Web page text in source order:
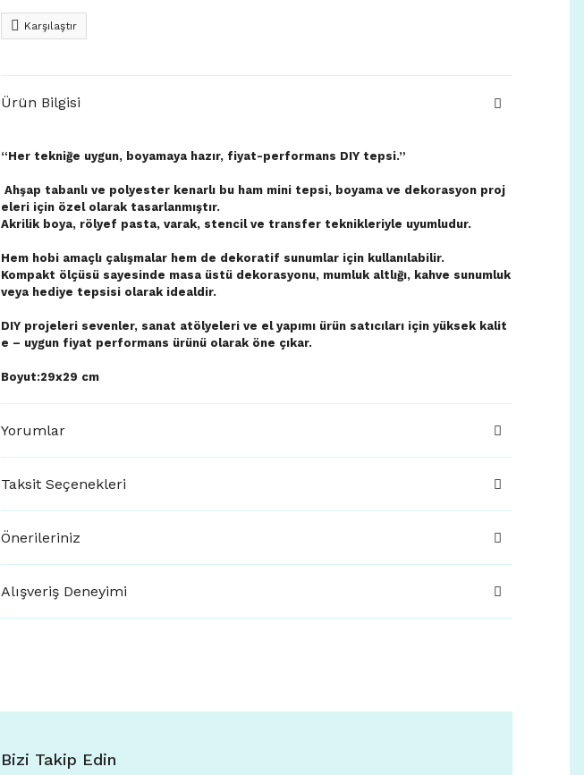
Karşılaştır
Ürün Bilgisi
“Her tekniğe uygun, boyamaya hazır, fiyat-performans DIY tepsi.”
Ahşap tabanlı ve polyester kenarlı bu ham mini tepsi, boyama ve dekorasyon proj
eleri için özel olarak tasarlanmıştır.
Akrilik boya, rölyef pasta, varak, stencil ve transfer teknikleriyle uyumludur.
Hem hobi amaçlı çalışmalar hem de dekoratif sunumlar için kullanılabilir.
Kompakt ölçüsü sayesinde masa üstü dekorasyonu, mumluk altlığı, kahve sunumluk
veya hediye tepsisi olarak idealdir.
DIY projeleri sevenler, sanat atölyeleri ve el yapımı ürün satıcıları için yüksek kalit
e – uygun fiyat performans ürünü olarak öne çıkar.
Boyut:29x29 cm
Yorumlar
Taksit Seçenekleri
Önerileriniz
Alışveriş Deneyimi
Bizi Takip Edin